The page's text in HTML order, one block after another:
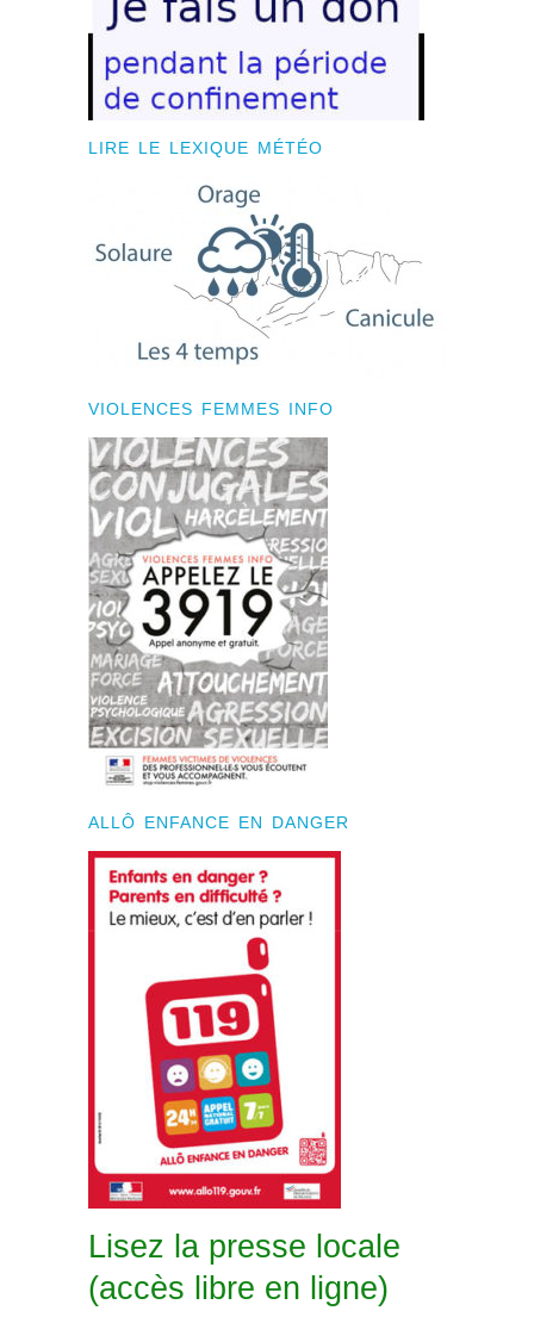
LIRE LE LEXIQUE MÉTÉO
VIOLENCES FEMMES INFO
ALLÔ ENFANCE EN DANGER
Lisez la presse locale
(accès libre en ligne)